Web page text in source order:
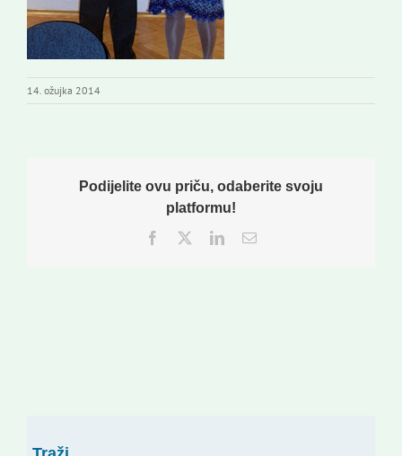
14. ožujka 2014
Podijelite ovu priču, odaberite svoju
platformu!
Facebook
TwitterLinkedInEmail: